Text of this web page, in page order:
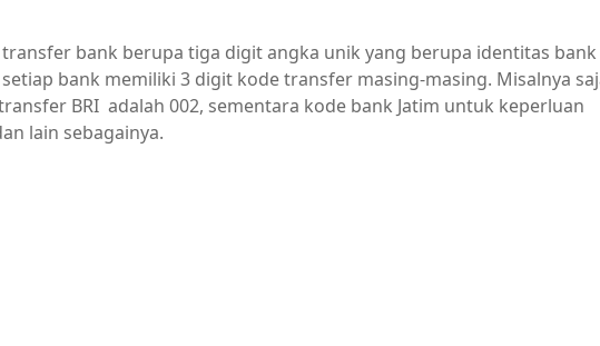
bank berupa tiga digit angka unik yang berupa identitas bank
bank memiliki 3 digit kode transfer masing-masing. Misalnya
BRI adalah 002, sementara kode bank Jatim untuk keperluan
lain sebagainya.